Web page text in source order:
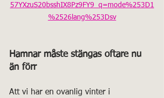
57YXzuS20bsshIX8Pz9FY9_q=mode%253D1
%2526lang%253Dsv
Hamnar måste stängas oftare nu
än förr
Att vi har en ovanlig vinter i